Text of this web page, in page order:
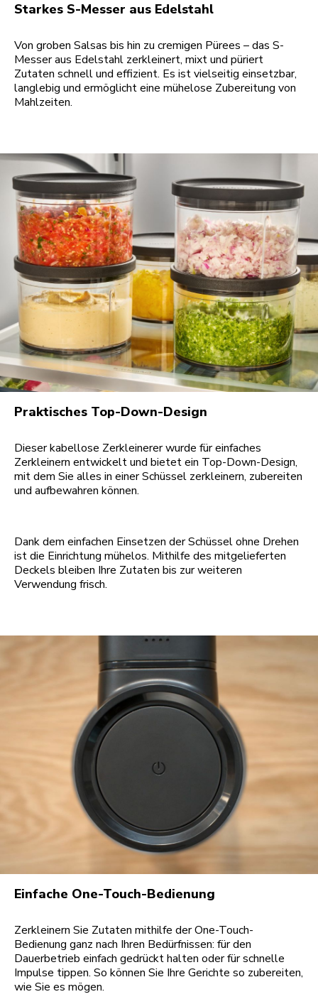
Starkes S-Messer aus Edelstahl
Von groben Salsas bis hin zu cremigen Pürees – das S-
Messer aus Edelstahl zerkleinert, mixt und püriert
Zutaten schnell und effizient. Es ist vielseitig einsetzbar,
langlebig und ermöglicht eine mühelose Zubereitung von
Mahlzeiten.
Praktisches Top-Down-Design
Dieser kabellose Zerkleinerer wurde für einfaches
Zerkleinern entwickelt und bietet ein Top-Down-Design,
mit dem Sie alles in einer Schüssel zerkleinern, zubereiten
und aufbewahren können.
Dank dem einfachen Einsetzen der Schüssel ohne Drehen
ist die Einrichtung mühelos. Mithilfe des mitgelieferten
Deckels bleiben Ihre Zutaten bis zur weiteren
Verwendung frisch.
Einfache One-Touch-Bedienung
Zerkleinern Sie Zutaten mithilfe der One-Touch-
Bedienung ganz nach Ihren Bedürfnissen: für den
Dauerbetrieb einfach gedrückt halten oder für schnelle
Impulse tippen. So können Sie Ihre Gerichte so zubereiten,
wie Sie es mögen.